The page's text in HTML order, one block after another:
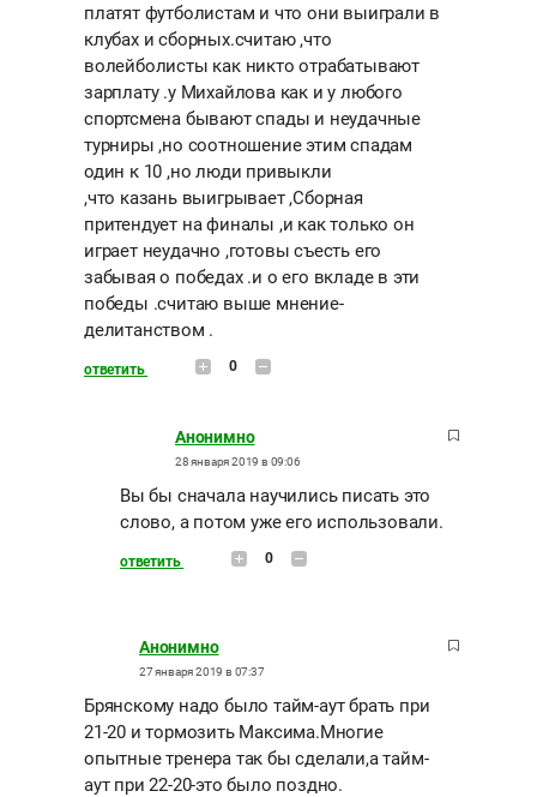
платят футболистам и что они выиграли в
клубах и сборных.считаю ,что
волейболисты как никто отрабатывают
зарплату .у Михайлова как и у любого
спортсмена бывают спады и неудачные
турниры ,но соотношение этим спадам
один к 10 ,но люди привыкли
,что казань выигрывает ,Сборная
притендует на финалы ,и как только он
играет неудачно ,готовы съесть его
забывая о победах .и о его вкладе в эти
победы .считаю выше мнение-
делитанством .
ответить 0
Анонимно
28 января 2019 в 09:06
Вы бы сначала научились писать это
слово, а потом уже его использовали.
ответить 0
Анонимно
27 января 2019 в 07:37
Брянскому надо было тайм-аут брать при
21-20 и тормозить Максима.Многие
опытные тренера так бы сделали,а тайм-
аут при 22-20-это было поздно.